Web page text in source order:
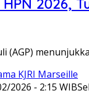
(AGP)
2026 - 2:15 WIB